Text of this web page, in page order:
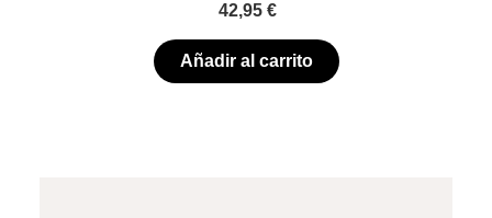
42,95 €
Añadir al carrito